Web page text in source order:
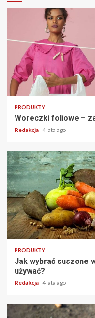
2 min read
PRODUKTY
Woreczki foliowe –
Redakcja 4 lata ago
2 min read
PRODUKTY
Jak wybrać suszone
używać?
Redakcja 4 lata ago